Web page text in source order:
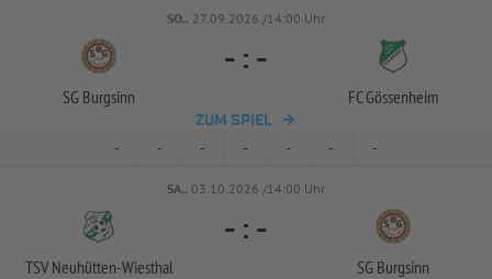
SO.. 27.09.2026 /14:00 Uhr
SG Burgsinn
- : -
FC Gössenheim
ZUM SPIEL
- - - - - - -
SA.. 03.10.2026 /14:00 Uhr
TSV Neuhütten-Wiesthal
- : -
SG Burgsinn